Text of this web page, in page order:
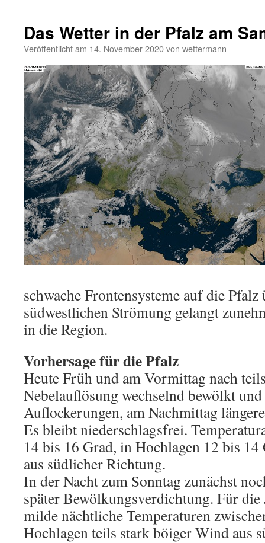
Das Wetter in der Pfalz am
Veröffentlicht am 14. November 2020von wettermann
schwache Frontensysteme auf die
südwestlichen Strömung gelangt
in die Region.
Vorhersage für die Pfalz
Heute Früh und am Vormittag nach
Nebelauflösung wechselnd bewölkt
Auflockerungen, am Nachmittag
Es bleibt niederschlagsfrei.
14 bis 16 Grad, in Hochlagen 12 bis
aus südlicher Richtung.
In der Nacht zum Sonntag zunächst
später Bewölkungsverdichtung. Für die
milde nächtliche Temperaturen
Hochlagen teils stark böiger Wind aus